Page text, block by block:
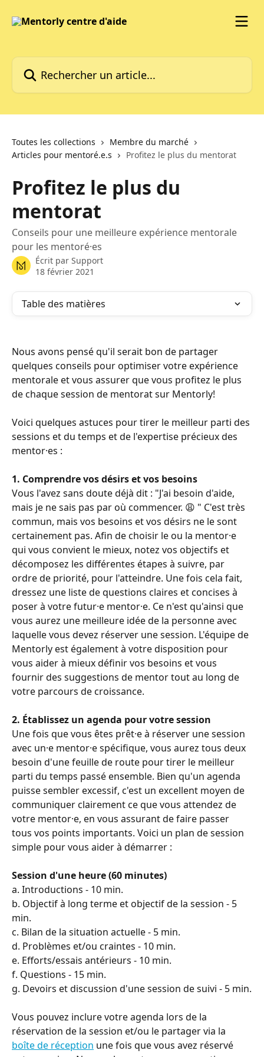
Rechercher un article...
Toutes les collections
Membre du marché
Articles pour mentoré.e.s
Profitez le plus du mentorat
Profitez le plus du
mentorat
Conseils pour une meilleure expérience mentorale
pour les mentoré·es
Écrit par Support
18 février 2021
Table des matières
Nous avons pensé qu'il serait bon de partager
quelques conseils pour optimiser votre expérience
mentorale et vous assurer que vous profitez le plus
de chaque session de mentorat sur Mentorly!
Voici quelques astuces pour tirer le meilleur parti des
sessions et du temps et de l'expertise précieux des
mentor·es :
1. Comprendre vos désirs et vos besoins
Vous l'avez sans doute déjà dit : "J'ai besoin d'aide,
mais je ne sais pas par où commencer. 😩 " C'est très
commun, mais vos besoins et vos désirs ne le sont
certainement pas. Afin de choisir le ou la mentor·e
qui vous convient le mieux, notez vos objectifs et
décomposez les différentes étapes à suivre, par
ordre de priorité, pour l'atteindre. Une fois cela fait,
dressez une liste de questions claires et concises à
poser à votre futur·e mentor·e. Ce n'est qu'ainsi que
vous aurez une meilleure idée de la personne avec
laquelle vous devez réserver une session. L'équipe de
Mentorly est également à votre disposition pour
vous aider à mieux définir vos besoins et vous
fournir des suggestions de mentor tout au long de
votre parcours de croissance.
2. Établissez un agenda pour votre session
Une fois que vous êtes prêt·e à réserver une session
avec un·e mentor·e spécifique, vous aurez tous deux
besoin d'une feuille de route pour tirer le meilleur
parti du temps passé ensemble. Bien qu'un agenda
puisse sembler excessif, c'est un excellent moyen de
communiquer clairement ce que vous attendez de
votre mentor·e, en vous assurant de faire passer
tous vos points importants. Voici un plan de session
simple pour vous aider à démarrer :
Session d'une heure (60 minutes)
a. Introductions - 10 min.
b. Objectif à long terme et objectif de la session - 5
min.
c. Bilan de la situation actuelle - 5 min.
d. Problèmes et/ou craintes - 10 min.
e. Efforts/essais antérieurs - 10 min.
f. Questions - 15 min.
g. Devoirs et discussion d'une session de suivi - 5 min.
Vous pouvez inclure votre agenda lors de la
réservation de la session et/ou le partager via la
boîte de réception une fois que vous avez réservé